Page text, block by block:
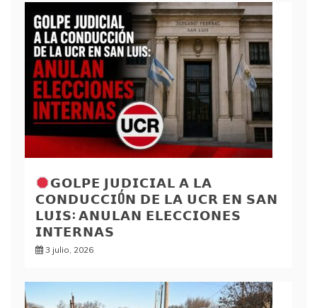
𝗚𝗢𝗟𝗣𝗘 𝗝𝗨𝗗𝗜𝗖𝗜𝗔𝗟 𝗔 𝗟𝗔
𝗖𝗢𝗡𝗗𝗨𝗖𝗖𝗜Ó𝗡 𝗗𝗘 𝗟𝗔 𝗨𝗖𝗥 𝗘𝗡 𝗦𝗔𝗡
𝗟𝗨𝗜𝗦: 𝗔𝗡𝗨𝗟𝗔𝗡 𝗘𝗟𝗘𝗖𝗖𝗜𝗢𝗡𝗘𝗦
𝗜𝗡𝗧𝗘𝗥𝗡𝗔𝗦
3 julio, 2026